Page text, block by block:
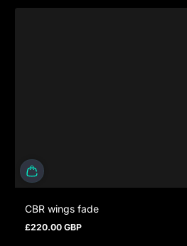
CBR wings fade
Regulärer Preis
£220.00 GBP